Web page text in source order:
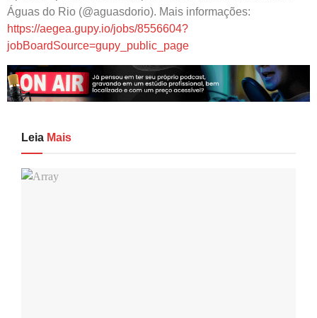
Águas do Rio (@aguasdorio). Mais informações:
https://aegea.gupy.io/jobs/8556604?
jobBoardSource=gupy_public_page
Leia Mais